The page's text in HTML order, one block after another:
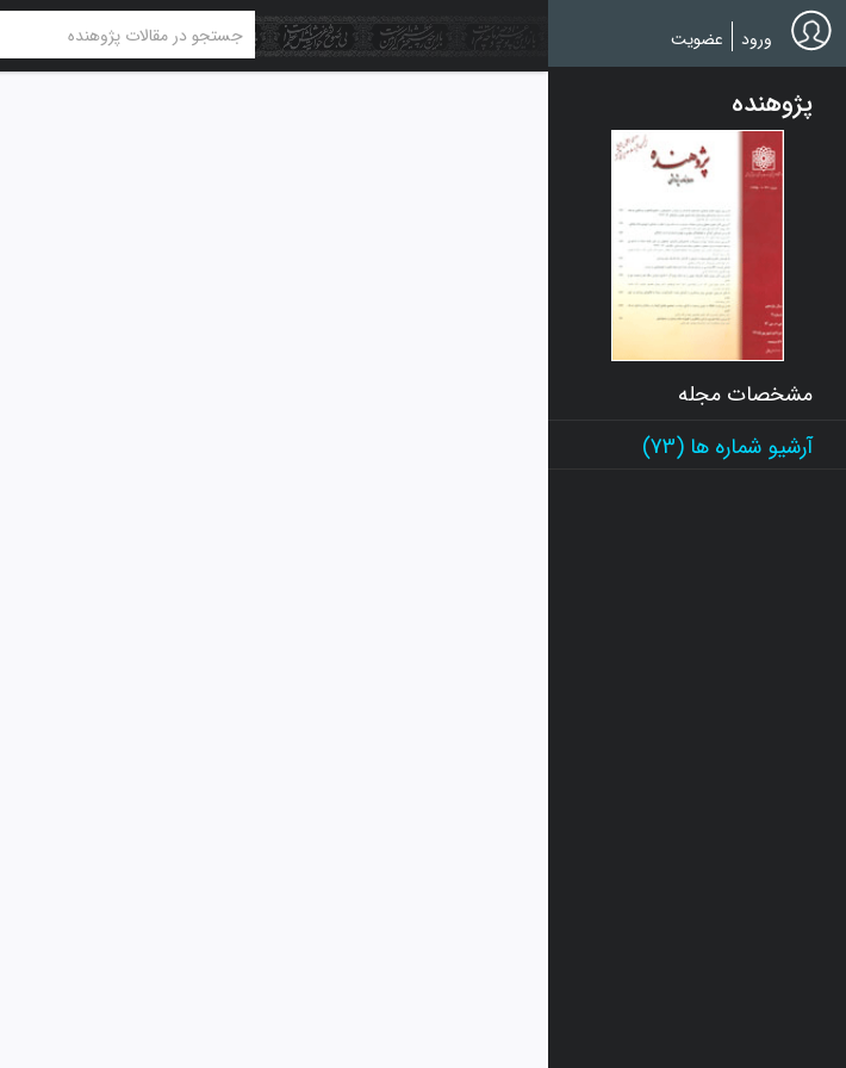
Skip
to
main
ورود عضویت
پژوهنده
مشخصات مجله
آرشیو شماره ها (73)